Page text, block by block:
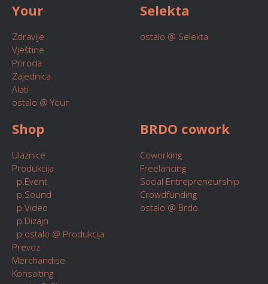
Your
Zdravlje
Vještine
Priroda
Zajednica
Alati
ostalo @ Your
Selekta
ostalo @ Selekta
Shop
Ulaznice
Produkcija
p.Event
p.Sound
p.Video
p.Dizajn
p.ostalo @ Produkcija
Prevoz
Merchandise
Konsalting
BRDO cowork
Coworking
Freelancing
Social Entrepreneurship
Crowdfunding
ostalo @ Brdo